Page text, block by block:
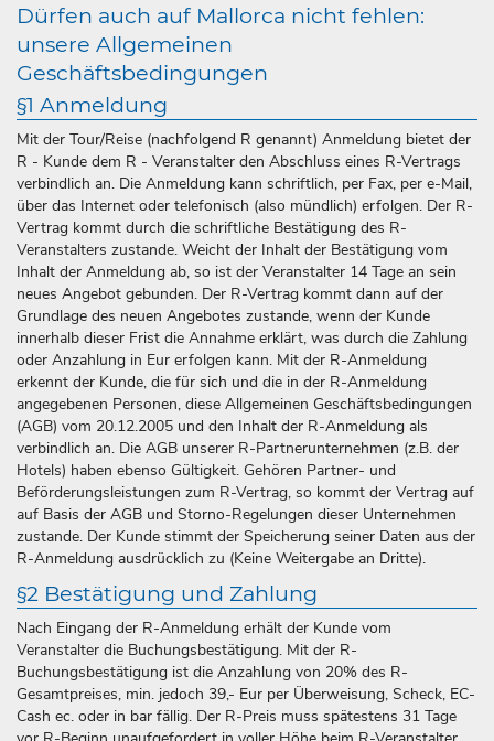
Dürfen auch auf Mallorca nicht fehlen:
unsere Allgemeinen
Geschäftsbedingungen
§1 Anmeldung
Mit der Tour/Reise (nachfolgend R genannt) Anmeldung bietet der
R - Kunde dem R - Veranstalter den Abschluss eines R-Vertrags
verbindlich an. Die Anmeldung kann schriftlich, per Fax, per e-Mail,
über das Internet oder telefonisch (also mündlich) erfolgen. Der R-
Vertrag kommt durch die schriftliche Bestätigung des R-
Veranstalters zustande. Weicht der Inhalt der Bestätigung vom
Inhalt der Anmeldung ab, so ist der Veranstalter 14 Tage an sein
neues Angebot gebunden. Der R-Vertrag kommt dann auf der
Grundlage des neuen Angebotes zustande, wenn der Kunde
innerhalb dieser Frist die Annahme erklärt, was durch die Zahlung
oder Anzahlung in Eur erfolgen kann. Mit der R-Anmeldung
erkennt der Kunde, die für sich und die in der R-Anmeldung
angegebenen Personen, diese Allgemeinen Geschäftsbedingungen
(AGB) vom 20.12.2005 und den Inhalt der R-Anmeldung als
verbindlich an. Die AGB unserer R-Partnerunternehmen (z.B. der
Hotels) haben ebenso Gültigkeit. Gehören Partner- und
Beförderungsleistungen zum R-Vertrag, so kommt der Vertrag auf
auf Basis der AGB und Storno-Regelungen dieser Unternehmen
zustande. Der Kunde stimmt der Speicherung seiner Daten aus der
R-Anmeldung ausdrücklich zu (Keine Weitergabe an Dritte).
§2 Bestätigung und Zahlung
Nach Eingang der R-Anmeldung erhält der Kunde vom
Veranstalter die Buchungsbestätigung. Mit der R-
Buchungsbestätigung ist die Anzahlung von 20% des R-
Gesamtpreises, min. jedoch 39,- Eur per Überweisung, Scheck, EC-
Cash ec. oder in bar fällig. Der R-Preis muss spätestens 31 Tage